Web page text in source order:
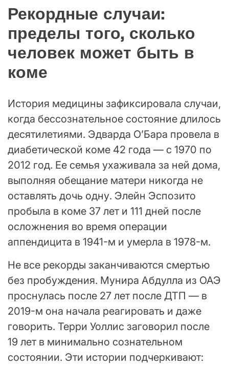
Рекордные случаи:
пределы того, сколько
человек может быть в
коме
История медицины зафиксировала случаи,
когда бессознательное состояние длилось
десятилетиями. Эдварда О’Бара провела в
диабетической коме 42 года — с 1970 по
2012 год. Ее семья ухаживала за ней дома,
выполняя обещание матери никогда не
оставлять дочь одну. Элейн Эспозито
пробыла в коме 37 лет и 111 дней после
осложнения во время операции
аппендицита в 1941-м и умерла в 1978-м.
Не все рекорды заканчиваются смертью
без пробуждения. Мунира Абдулла из ОАЭ
проснулась после 27 лет после ДТП — в
2019-м она начала реагировать и даже
говорить. Терри Уоллис заговорил после
19 лет в минимально сознательном
состоянии. Эти истории подчеркивают: